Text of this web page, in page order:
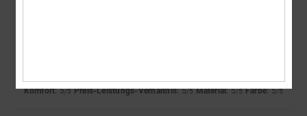
Komfort: 5/5 Preis-Leistungs-Verhältnis: 5/5 Material: 5/5 Farbe: 5/5